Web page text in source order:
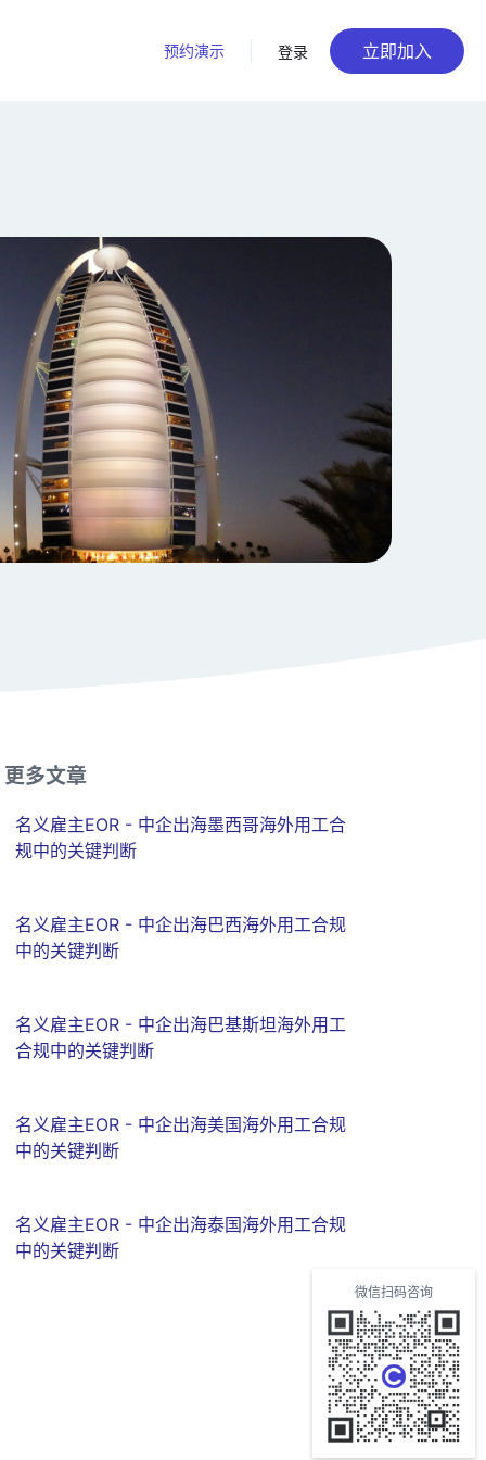
预约演示 登录 立即加入
更多文章
名义雇主EOR - 中企出海墨西哥海外用工合
规中的关键判断
名义雇主EOR - 中企出海巴西海外用工合规
中的关键判断
名义雇主EOR - 中企出海巴基斯坦海外用工
合规中的关键判断
名义雇主EOR - 中企出海美国海外用工合规
中的关键判断
名义雇主EOR - 中企出海泰国海外用工合规
中的关键判断
微信扫码咨询